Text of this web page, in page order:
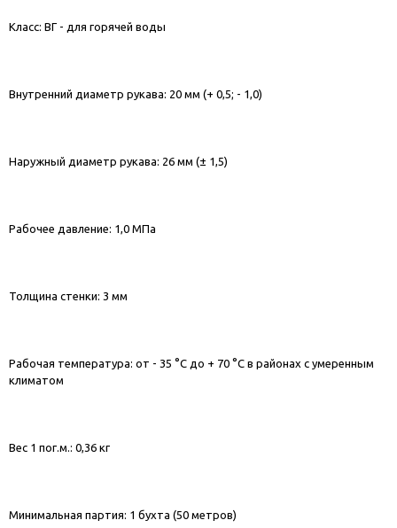
Класс: ВГ - для горячей воды
Внутренний диаметр рукава: 20 мм (+ 0,5; - 1,0)
Наружный диаметр рукава: 26 мм (± 1,5)
Рабочее давление: 1,0 МПа
Толщина стенки: 3 мм
Рабочая температура: от - 35 °С до + 70 °С в районах с умеренным
климатом
Вес 1 пог.м.: 0,36 кг
Минимальная партия: 1 бухта (50 метров)